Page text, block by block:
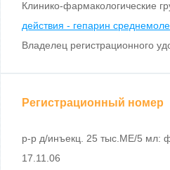
Клинико-фармакологические
действия - гепарин
Владелец регистрационного
Регистрационный номер
р-р д/инъекц. 25 тыс.МЕ/5 мл:
17.11.06